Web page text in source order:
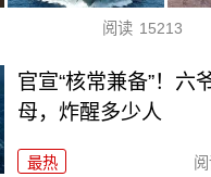
阅读 15213
官宣“核常兼备”！六
母，炸醒多少人
最热